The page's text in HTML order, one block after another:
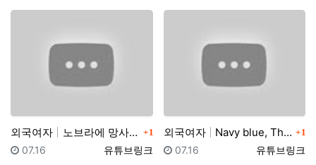
외국여자 노브라에 망사스타킹 입고 팬티리뷰하는 일본아줌마 가정부… 댓글
1
등록자
유튜브링크
등록일
07.16
외국여자 Navy blue, The Big Cup Bras, e… 댓글
1
등록자
유튜브링크
등록일
07.16